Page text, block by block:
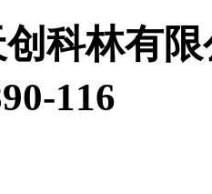
科林有
116